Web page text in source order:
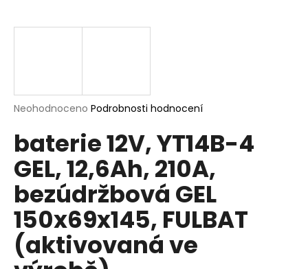
Průměrné
produktu
je
0,0
z
5
hvězdiček.
Neohodnoceno Podrobnosti hodnocení
baterie 12V, YT14B-4
GEL, 12,6Ah, 210A,
bezúdržbová GEL
150x69x145, FULBAT
(aktivovaná ve
j
?
HLEDAT
D
o
p
o